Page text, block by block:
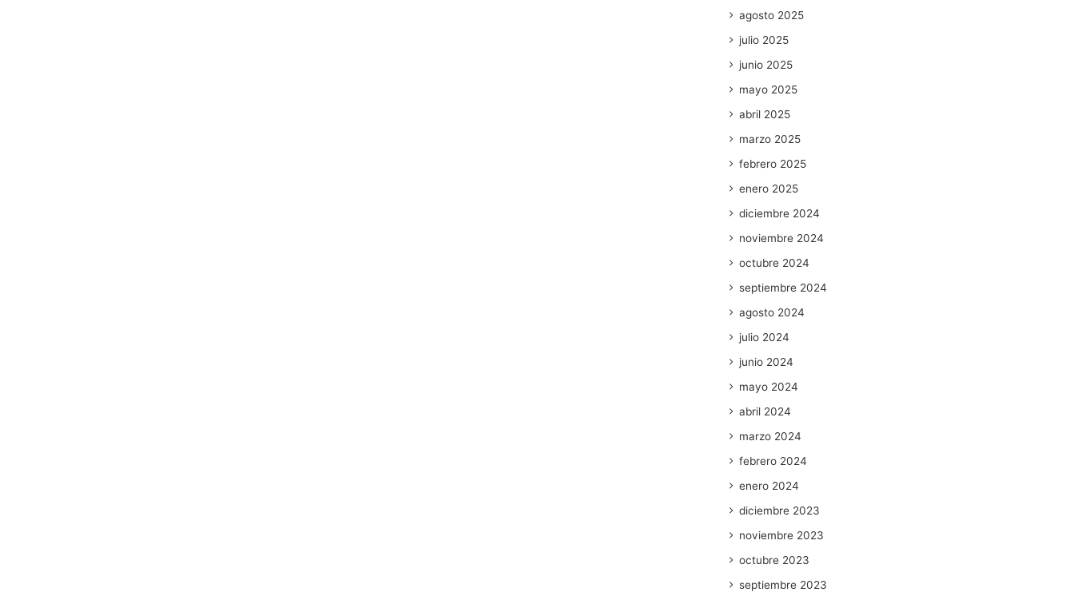
agosto 2025
julio 2025
junio 2025
mayo 2025
abril 2025
marzo 2025
febrero 2025
enero 2025
diciembre 2024
noviembre 2024
octubre 2024
septiembre 2024
agosto 2024
julio 2024
junio 2024
mayo 2024
abril 2024
marzo 2024
febrero 2024
enero 2024
diciembre 2023
noviembre 2023
octubre 2023
septiembre 2023